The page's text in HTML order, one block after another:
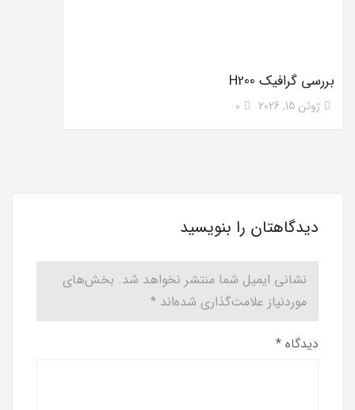
بررسی گرافیک H200
ژوئن 15, 2026 0
دیدگاهتان را بنویسید
نشانی ایمیل شما منتشر نخواهد شد. بخش‌های
موردنیاز علامت‌گذاری شده‌اند *
دیدگاه *